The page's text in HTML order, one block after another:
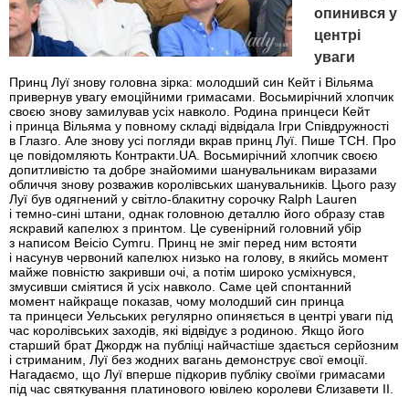
опинився у
центрі
уваги
Принц Луї знову головна зірка: молодший син Кейт і Вільяма
привернув увагу емоційними гримасами. Восьмирічний хлопчик
своєю знову замилував усіх навколо. Родина принцеси Кейт
і принца Вільяма у повному складі відвідала Ігри Співдружності
в Глазго. Але знову усі погляди вкрав принц Луї. Пише ТСН. Про
це повідомляють Контракти.UA. Восьмирічний хлопчик своєю
допитливістю та добре знайомими шанувальникам виразами
обличчя знову розважив королівських шанувальників. Цього разу
Луї був одягнений у світло-блакитну сорочку Ralph Lauren
і темно-сині штани, однак головною деталлю його образу став
яскравий капелюх з принтом. Це сувенірний головний убір
з написом Beicio Cymru. Принц не зміг перед ним встояти
і насунув червоний капелюх низько на голову, в якийсь момент
майже повністю закривши очі, а потім широко усміхнувся,
змусивши сміятися й усіх навколо. Саме цей спонтанний
момент найкраще показав, чому молодший син принца
та принцеси Уельських регулярно опиняється в центрі уваги під
час королівських заходів, які відвідує з родиною. Якщо його
старший брат Джордж на публіці найчастіше здається серйозним
і стриманим, Луї без жодних вагань демонструє свої емоції.
Нагадаємо, що Луї вперше підкорив публіку своїми гримасами
під час святкування платинового ювілею королеви Єлизавети II.